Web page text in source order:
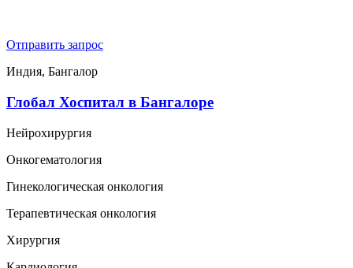
Отправить запрос
Индия, Бангалор
Глобал Хоспитал в Бангалоре
Нейрохирургия
Онкогематология
Гинекологическая онкология
Терапевтическая онкология
Хирургия